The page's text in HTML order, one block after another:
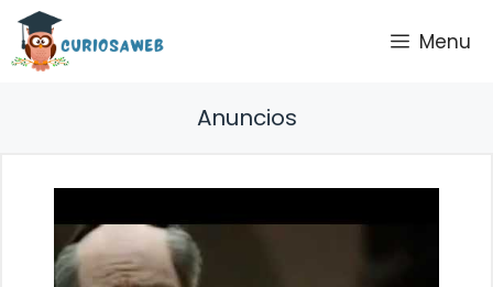
Saltar
contenido
Menu
Anuncios